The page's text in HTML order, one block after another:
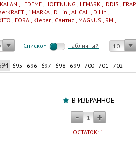
, LEDEME , HOFFNUNG , LEMARK , IDDIS , FRAP
, 1MARKA , D.Lin , AHCAH , D.Lin ,
, FORA , Kleber , Сантис , MAGNUS , RM ,
Cписком Табличный 10
695 696 697 698 699 700 701
702
В ИЗБРАННОЕ
ОСТАТОК: 1